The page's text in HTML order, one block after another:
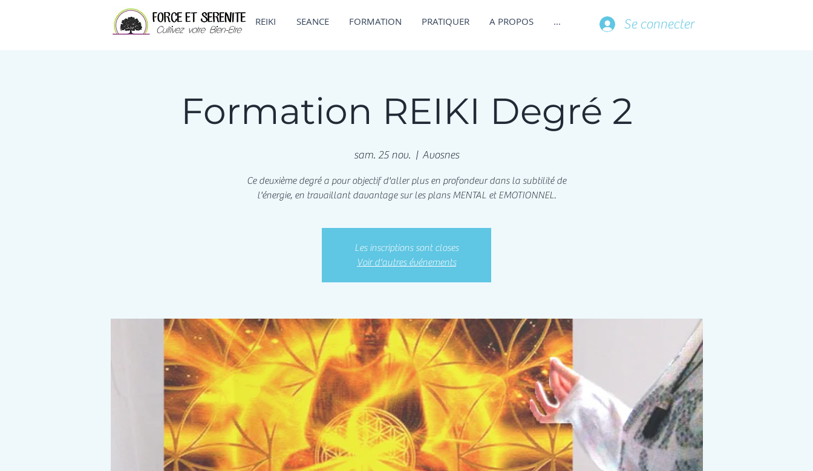
REIKI SEANCE FORMATION PRATIQUER A PROPOS ... Se connecter
Formation REIKI Degré 2
sam. 25 nov.
  |
Avosnes
Ce deuxième degré a pour objectif d'aller plus en profondeur dans la subtilité de
l'énergie, en travaillant davantage sur les plans MENTAL et EMOTIONNEL.
Les inscriptions sont closes
Voir d'autres événements